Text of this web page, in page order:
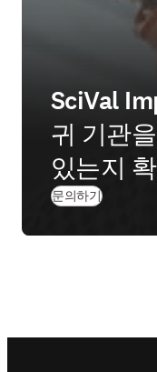
SciVal
귀 기관
있는지
문의하기